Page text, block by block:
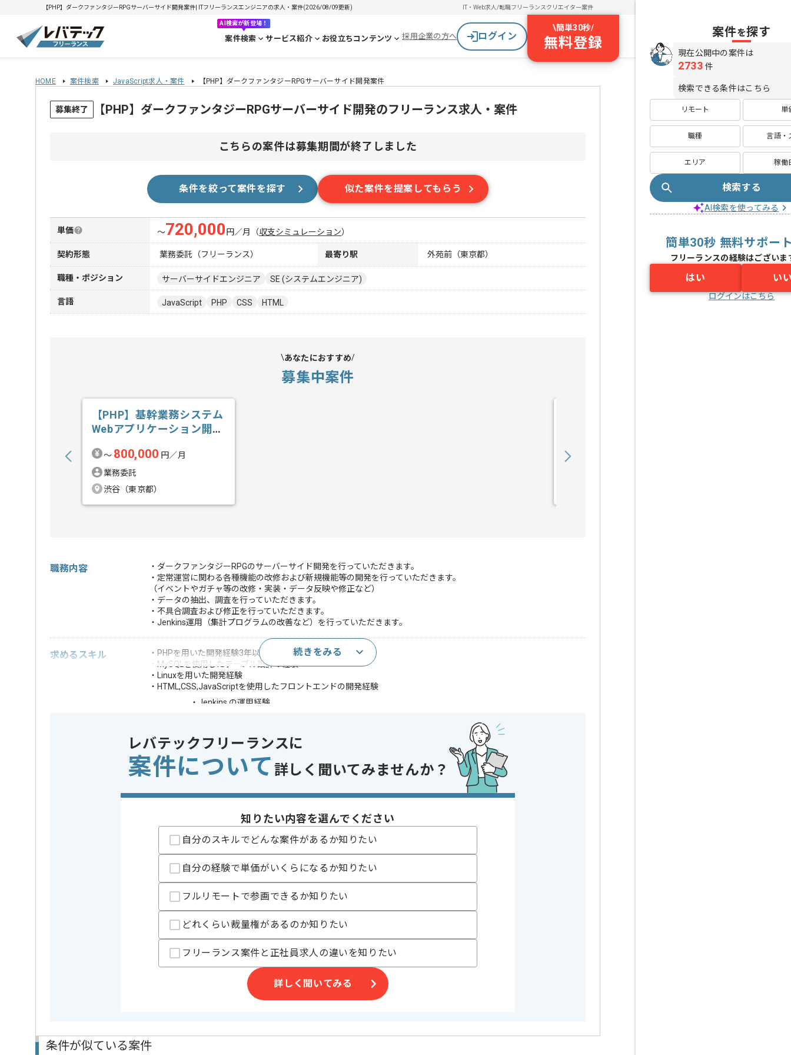
【PHP】ダークファンタジーRPGサーバーサイド開発案件| ITフリーランスエンジニアの求人・案件(2026/08/09更新) IT・Web求人/転職フリーランスクリエイター案件
AI検索が新登場！
案件検索 サービス紹介 お役立ちコンテンツ 採用企業の方へ ログイン
\簡単30秒/
無料登録
HOME 案件検索 JavaScript求人・案件 【PHP】ダークファンタジーRPGサーバーサイド開発案件
募集終了 【PHP】ダークファンタジーRPGサーバーサイド開発のフリーランス求人・案件
こちらの案件は募集期間が終了しました
条件を絞って案件を探す 似た案件を提案してもらう
単価 〜720,000 円／月 （収支シミュレーション）
契約形態 業務委託（フリーランス） 最寄り駅 外苑前（東京都）
職種・ポジション サーバーサイドエンジニア SE (システムエンジニア)
言語 JavaScript PHP CSS HTML
あなたにおすすめ
募集中案件
【PHP】基幹業務システム
Webアプリケーション開発
〜 800,000 円／月
業務委託
渋谷（東京都）
職務内容
・ダークファンタジーRPGのサーバーサイド開発を行っていただきます。
・定常運営に関わる各種機能の改修および新規機能等の開発を行っていただきます。
（イベントやガチャ等の改修・実装・データ反映や修正など）
・データの抽出、調査を行っていただきます。
・不具合調査および修正を行っていただきます。
・Jenkins運用（集計プログラムの改善など）を行っていただきます。
求めるスキル
・PHPを用いた開発経験3年以上
・MySQLを使用したテーブル設計の経験
・Linuxを用いた開発経験
・HTML,CSS,JavaScriptを使用したフロントエンドの開発経験
・Jenkins の運用経験
※上記に似た経験やスキルをお持ちであれば申し込み可能なケースもございます！まずはお気軽にご相談ください！
この案件で扱う技術 DB
MySQL
Jenkins
業務内容
追加開発 , サーバーサイド開発 , ゲーム開発
特徴
精算条件
有
精算基準時間
140時間〜180時間
支払いサイト
15日
ゲーム開発で幅広く経験したい方にオススメの案件でございます。
続きをみる
レバテックフリーランスに
案件について 詳しく聞いてみませんか？
知りたい内容を選んでください
自分のスキルでどんな案件があるか知りたい
自分の経験で単価がいくらになるか知りたい
フルリモートで参画できるか知りたい
どれくらい裁量権があるのか知りたい
フリーランス案件と正社員求人の違いを知りたい
詳しく聞いてみる
条件が似ている案件
案件を探す
現在公開中の案件は
2733 件
検索できる条件はこちら
リモート 単
職種 言語・
エリア 稼働
検索する
AI検索を使ってみる
簡単30秒 無料サポー
フリーランスの経験はございま
はい い
ログインはこちら